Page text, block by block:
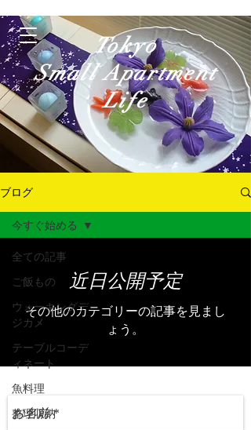
Tokyo
Small Apartment
Life
ブログ
全ての記事
ご飯もの
ウォーキングデ
ジカメ
テーブルコーデ
ィネート
魚料理
整理収納
今すぐ始める
近日公開予定
その他のカテゴリーの記事を見まし
ょう。